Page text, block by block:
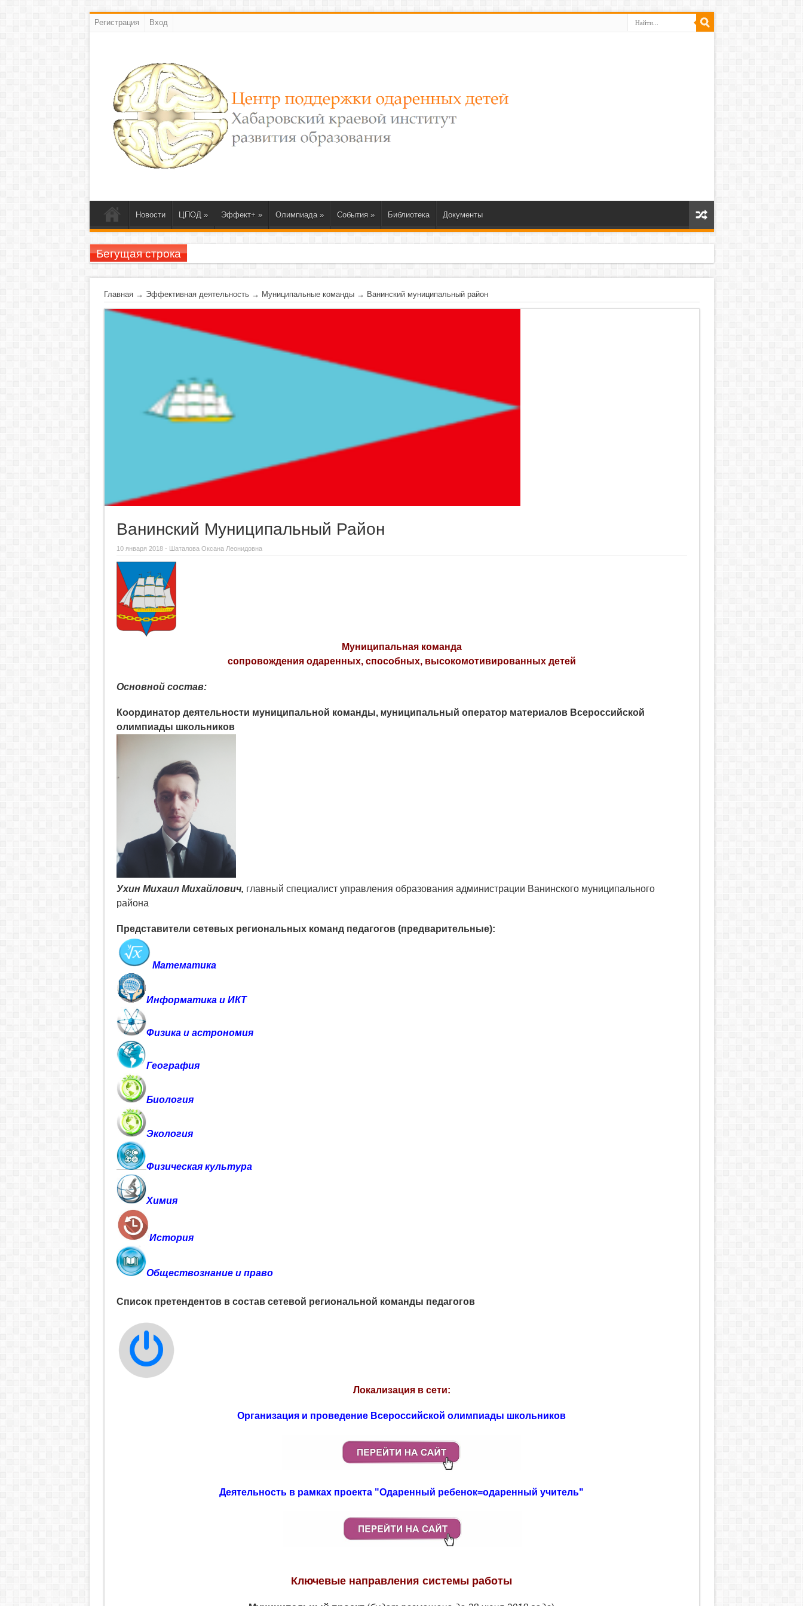
Регистрация Вход
Новости ЦПОД » Эффект+ » Олимпиада » События » Библиотека Документы
Бегущая строка
Главная→ Эффективная деятельность→ Муниципальные команды→ Ванинский муниципальный район
Ванинский Муниципальный Район
10 января 2018 - Шаталова Оксана Леонидовна
Муниципальная команда
сопровождения одаренных, способных, высокомотивированных детей
Основной состав:
Координатор деятельности муниципальной команды, Муниципальный оператор материалов Всероссийской
олимпиады школьников
Ухин Михаил Михайлович, главный специалист управления образования администрации Ванинского муниципального
района
Представители сетевых региональных команд педагогов (предварительные):
Математика
Информатика и ИКТ
Физика и астрономия
География
Биология
Экология
Физическая культура
Химия
История
Обществознание и право
Список претендентов в состав сетевой региональной команды педагогов
Локализация в сети:
Организация и проведение Всероссийской олимпиады школьников
Деятельность в рамках проекта "Одаренный ребенок=одаренный учитель"
Ключевые направления системы работы